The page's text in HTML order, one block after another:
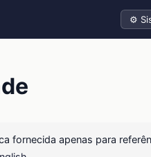
Tema
fornecida apenas para